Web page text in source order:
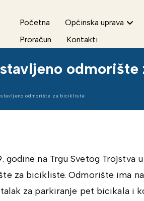
Početna Općinska uprava
Proračun
Kontakti
odmorište za bicikliste
godine na Trgu Svetog Trojstva
za bicikliste. Odmorište ima
za parkiranje pet bicikala i